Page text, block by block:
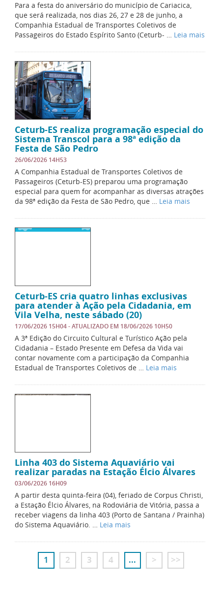
Para a festa do aniversário do município de Cariacica,
que será realizada, nos dias 26, 27 e 28 de junho, a
Companhia Estadual de Transportes Coletivos de
Passageiros do Estado Espírito Santo (Ceturb- … Leia mais
Ceturb-ES realiza programação especial do
Sistema Transcol para a 98ª edição da
Festa de São Pedro
26/06/2026 14H53
A Companhia Estadual de Transportes Coletivos de
Passageiros (Ceturb-ES) preparou uma programação
especial para quem for acompanhar as diversas atrações
da 98ª edição da Festa de São Pedro, que … Leia mais
Ceturb-ES cria quatro linhas exclusivas
para atender à Ação pela Cidadania, em
Vila Velha, neste sábado (20)
17/06/2026 15H04- ATUALIZADO EM 18/06/2026 10H50
A 3ª Edição do Circuito Cultural e Turístico Ação pela
Cidadania – Estado Presente em Defesa da Vida vai
contar novamente com a participação da Companhia
Estadual de Transportes Coletivos de … Leia mais
Linha 403 do Sistema Aquaviário vai
realizar paradas na Estação Élcio Álvares
03/06/2026 16H09
A partir desta quinta-feira (04), feriado de Corpus Christi,
a Estação Élcio Álvares, na Rodoviária de Vitória, passa a
receber viagens da linha 403 (Porto de Santana / Prainha)
do Sistema Aquaviário. … Leia mais
1 2 3 4 ... > >>